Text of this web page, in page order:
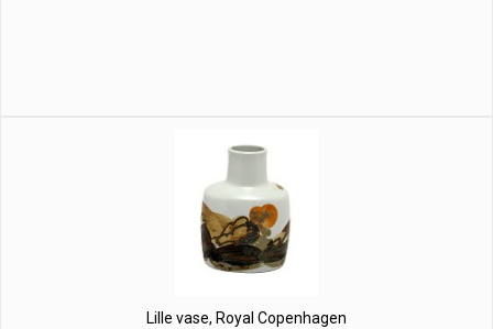
Lille vase, Royal Copenhagen